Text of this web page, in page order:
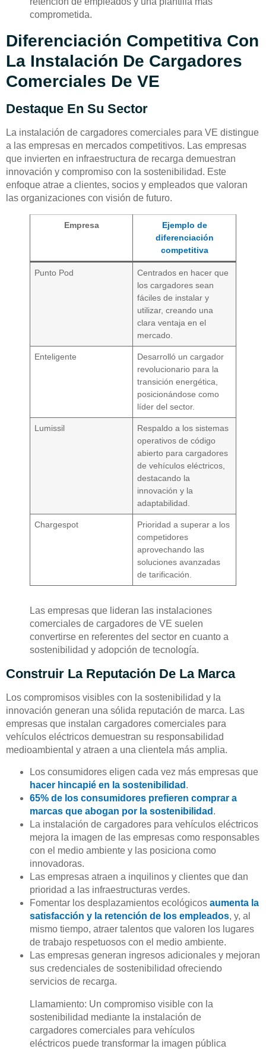
comprometida.
Diferenciación Competitiva Con
La Instalación De Cargadores
Comerciales De VE
Destaque En Su Sector
La instalación de cargadores comerciales para VE distingue
a las empresas en mercados competitivos. Las empresas
que invierten en infraestructura de recarga demuestran
innovación y compromiso con la sostenibilidad. Este
enfoque atrae a clientes, socios y empleados que valoran
las organizaciones con visión de futuro.
Empresa
Ejemplo de
diferenciación
competitiva
Punto Pod
Centrados en hacer que
los cargadores sean
fáciles de instalar y
utilizar, creando una
clara ventaja en el
mercado.
Enteligente
Desarrolló un cargador
revolucionario para la
transición energética,
posicionándose como
líder del sector.
Lumissil
Respaldo a los sistemas
operativos de código
abierto para cargadores
de vehículos eléctricos,
destacando la
innovación y la
adaptabilidad.
Chargespot
Prioridad a superar a los
competidores
aprovechando las
soluciones avanzadas
de tarificación.
Las empresas que lideran las instalaciones
comerciales de cargadores de VE suelen
convertirse en referentes del sector en cuanto a
sostenibilidad y adopción de tecnología.
Construir La Reputación De La Marca
Los compromisos visibles con la sostenibilidad y la
innovación generan una sólida reputación de marca. Las
empresas que instalan cargadores comerciales para
vehículos eléctricos demuestran su responsabilidad
medioambiental y atraen a una clientela más amplia.
Los consumidores eligen cada vez más empresas que
hacer hincapié en la sostenibilidad .
65% de los consumidores prefieren comprar a
marcas que abogan por la sostenibilidad .
La instalación de cargadores para vehículos eléctricos
mejora la imagen de las empresas como responsables
con el medio ambiente y las posiciona como
innovadoras.
Las empresas atraen a inquilinos y clientes que dan
prioridad a las infraestructuras verdes.
Fomentar los desplazamientos ecológicos aumenta la
satisfacción y la retención de los empleados, y, al
mismo tiempo, atraer talentos que valoren los lugares
de trabajo respetuosos con el medio ambiente.
Las empresas generan ingresos adicionales y mejoran
sus credenciales de sostenibilidad ofreciendo
servicios de recarga.
Llamamiento: Un compromiso visible con la
sostenibilidad mediante la instalación de
cargadores comerciales para vehículos
eléctricos puede transformar la imagen pública